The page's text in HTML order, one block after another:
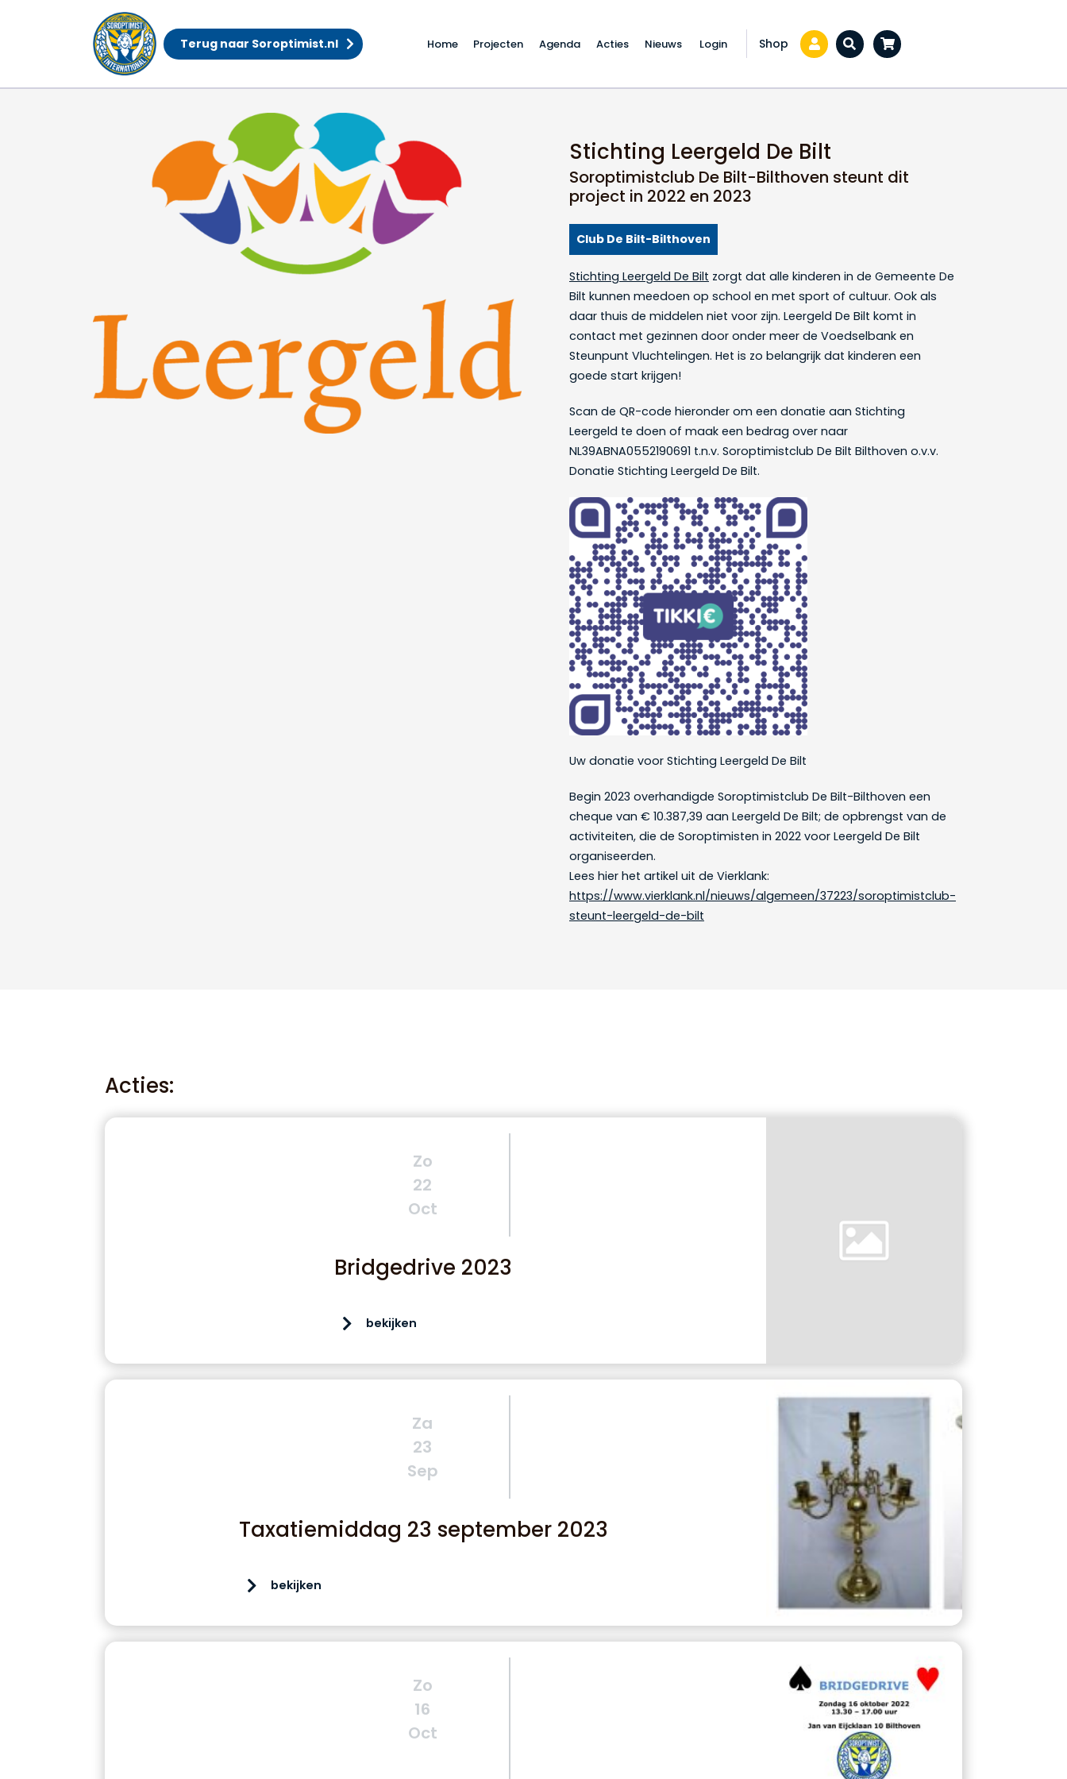
Terug naar Soroptimist.nl Home Projecten Agenda Acties Nieuws Login Shop Zoeken...
Stichting Leergeld De Bilt
Soroptimistclub De Bilt-Bilthoven steunt dit
project in 2022 en 2023
Club De Bilt-Bilthoven
Stichting Leergeld De Bilt zorgt dat alle kinderen in de Gemeente De
Bilt kunnen meedoen op school en met sport of cultuur. Ook als
daar thuis de middelen niet voor zijn. Leergeld De Bilt komt in
contact met gezinnen door onder meer de Voedselbank en
Steunpunt Vluchtelingen. Het is zo belangrijk dat kinderen een
goede start krijgen!
Scan de QR-code hieronder om een donatie aan Stichting
Leergeld te doen of maak een bedrag over naar
NL39ABNA0552190691 t.n.v. Soroptimistclub De Bilt Bilthoven o.v.v.
Donatie Stichting Leergeld De Bilt.
Uw donatie voor Stichting Leergeld De Bilt
Begin 2023 overhandigde Soroptimistclub De Bilt-Bilthoven een
cheque van € 10.387,39 aan Leergeld De Bilt; de opbrengst van de
activiteiten, die de Soroptimisten in 2022 voor Leergeld De Bilt
organiseerden.
Lees hier het artikel uit de Vierklank:
https://www.vierklank.nl/nieuws/algemeen/37223/soroptimistclub-
steunt-leergeld-de-bilt
Acties:
Zo
22
Oct
Bridgedrive 2023
bekijken
Za
23
Sep
Taxatiemiddag 23 september 2023
bekijken
Zo
16
Oct